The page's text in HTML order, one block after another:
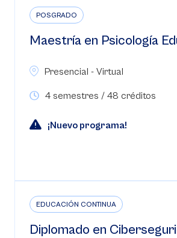
POSGRADO
Maestría en Psicología
Presencial - Virtual
4 semestres / 48 créditos
¡Nuevo programa!
EDUCACIÓN CONTINUA
Diplomado en